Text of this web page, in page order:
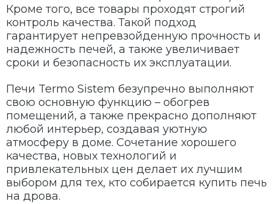
Кроме того, все товары проходят строгий
контроль качества. Такой подход
гарантирует непревзойденную прочность и
надежность печей, а также увеличивает
сроки и безопасность их эксплуатации.
Печи Termo Sistem безупречно выполняют
свою основную функцию – обогрев
помещений, а также прекрасно дополняют
любой интерьер, создавая уютную
атмосферу в доме. Сочетание хорошего
качества, новых технологий и
привлекательных цен делает их лучшим
выбором для тех, кто собирается купить печь
на дрова.